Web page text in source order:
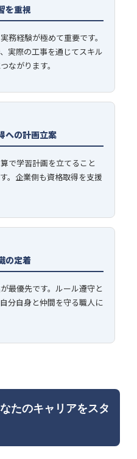
を重視
務経験が極めて重要です。
実際の工事を通じてスキル
ながります。
への計画立案
で学習計画を立てること
。企業側も資格取得を支援
の定着
最優先です。ルール遵守と
分自身と仲間を守る職人に
たのキャリアをスタ